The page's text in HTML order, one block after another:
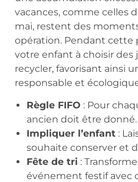
vacances, comme celles
mai, restent des
opération. Pendant cette
votre enfant à choisir des
recycler, favorisant ainsi
responsable et
Règle FIFO : Pour
ancien doit être donné.
Impliquer l’enfant :
souhaite conserver et
Fête de tri :
événement festif avec